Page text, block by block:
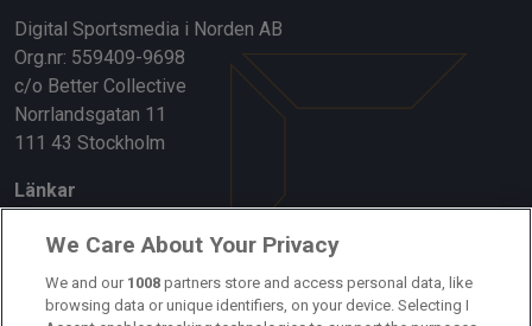
Digital Sportsmedia i Norden AB
Org.nr: 559409-9698
c/o Better Collective
Norrlandsgatan 11
111 43 Stockholm
Länkar
Om oss
Kontakta oss
We Care About Your Privacy
We and our 1008 partners store and access personal data, like
browsing data or unique identifiers, on your device. Selecting I